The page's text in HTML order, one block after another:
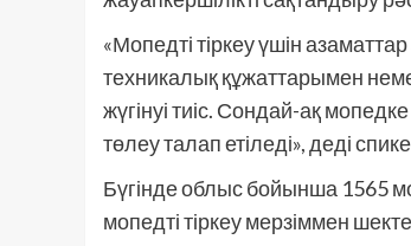
«Мопедті тіркеу үшін
техникалық құжаттарымен
жүгінуі тиіс. Сондай-ақ
төлеу талап етіледі», деді
Бүгінде облыс бойынша 1565
мопедті тіркеу мерзіммен